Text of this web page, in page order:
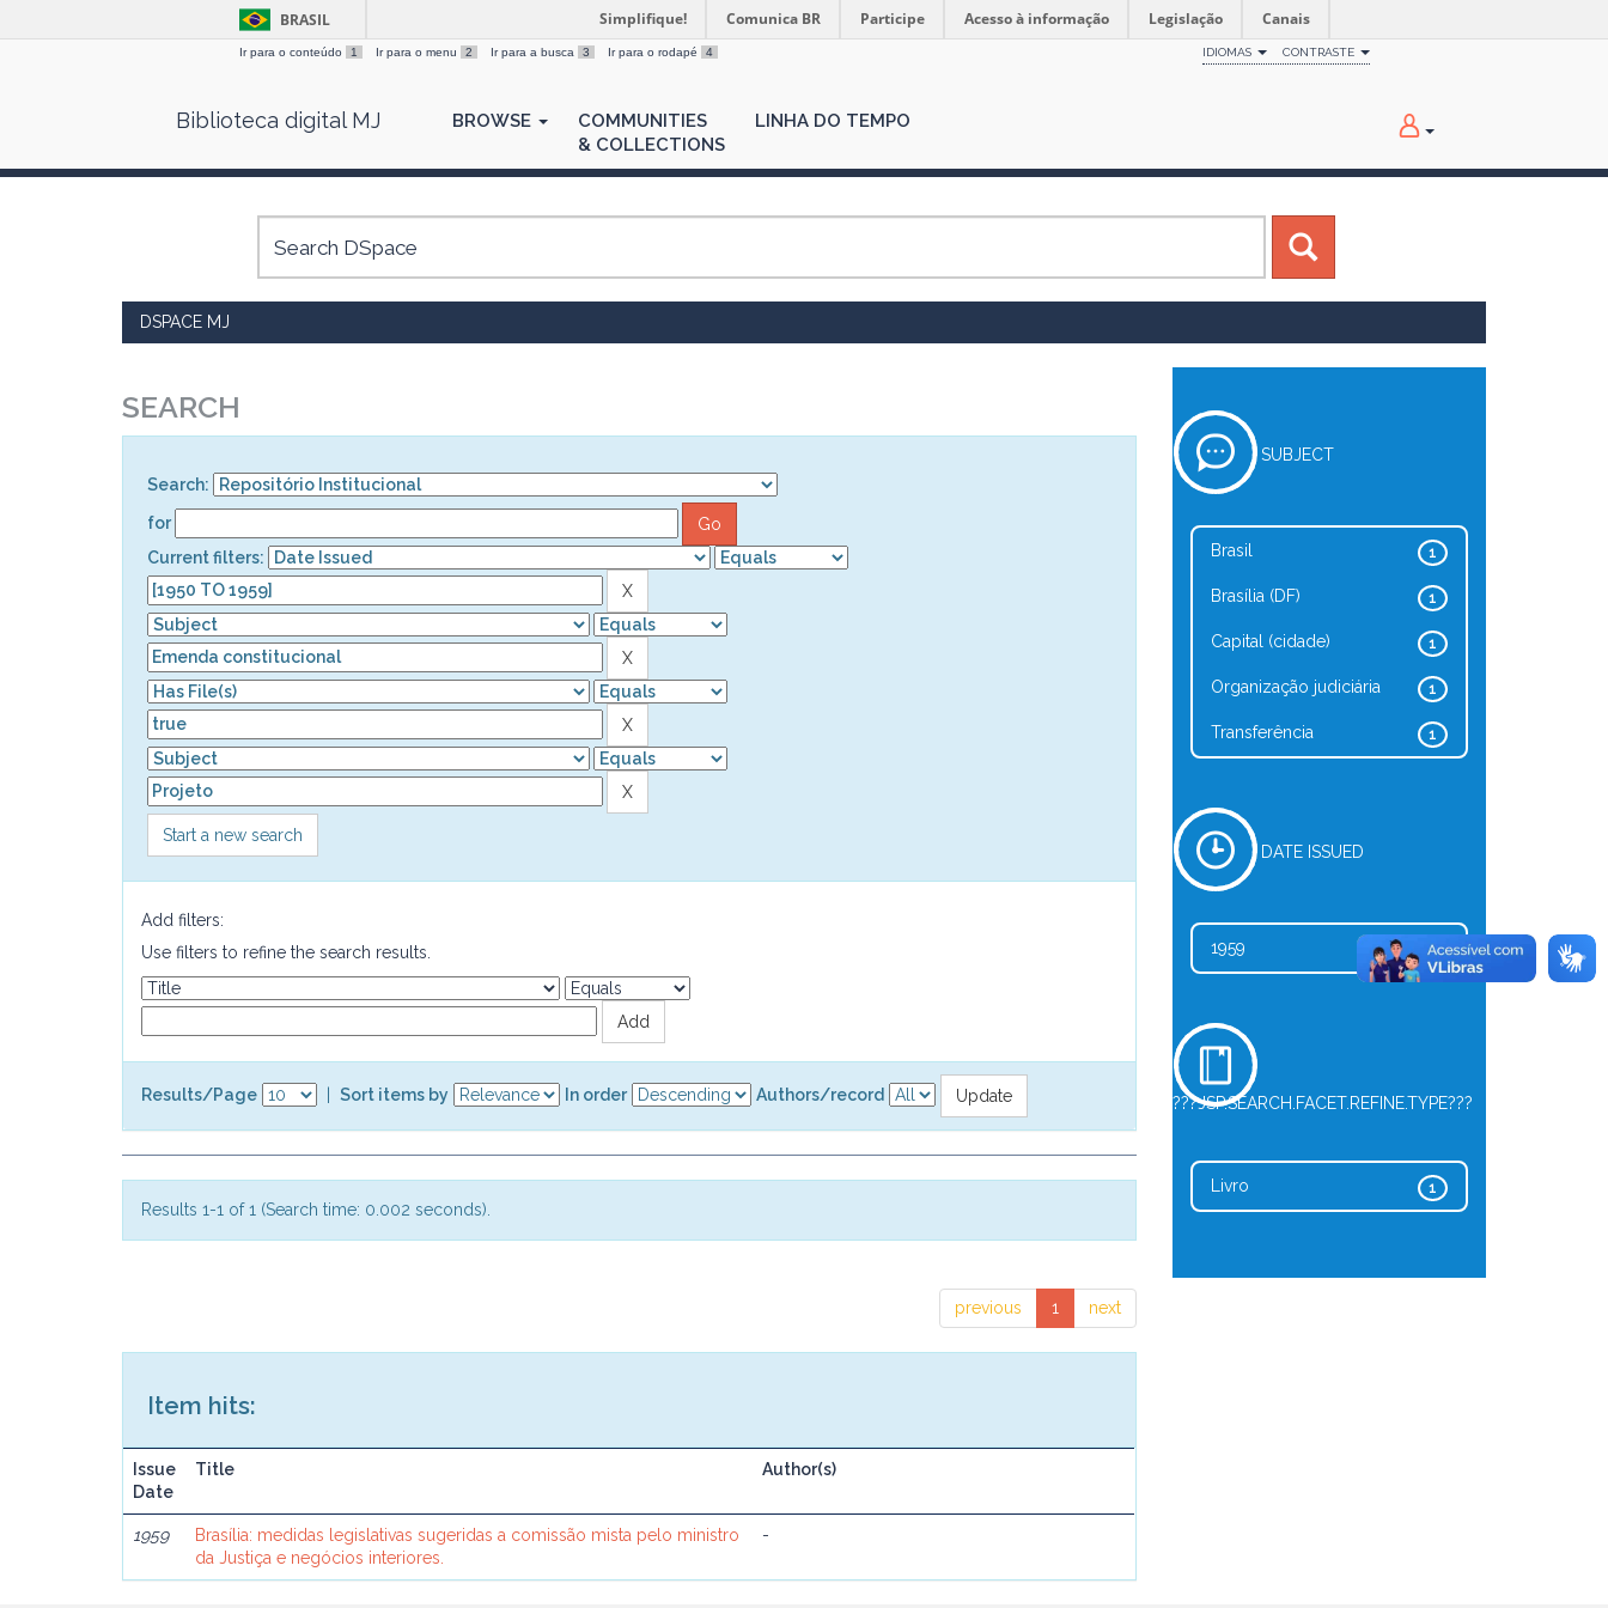
BRASIL Simplifique! Comunica BR Participe Acesso à informação Legislação Canais
Ir para o conteúdo 1 Ir para o menu 2 Ir para a busca 3 Ir para o rodapé 4 IDIOMAS CONTRASTE
Biblioteca digital MJ BROWSE
COMMUNITIES
& COLLECTIONS
LINHA DO TEMPO
DSPACE MJ
SEARCH
Search:
for
Current filters:
Start a new search
Add filters:
Use filters to refine the search results.
Results/Page Sort items by In order Authors/record
Results 1-1 of 1 (Search time: 0.002 seconds).
previous 1 next
Item hits:
Issue
Date
Title Author(s)
1959
Brasília: medidas legislativas sugeridas a comissão mista pelo ministro
da Justiça e negócios interiores.
-
SUBJECT
1
Brasil
1
Brasília (DF)
1
Capital (cidade)
1
Organização judiciária
1
Transferência
DATE ISSUED
1
1959
???JSP.SEARCH.FACET.REFINE.TYPE???
1
Livro